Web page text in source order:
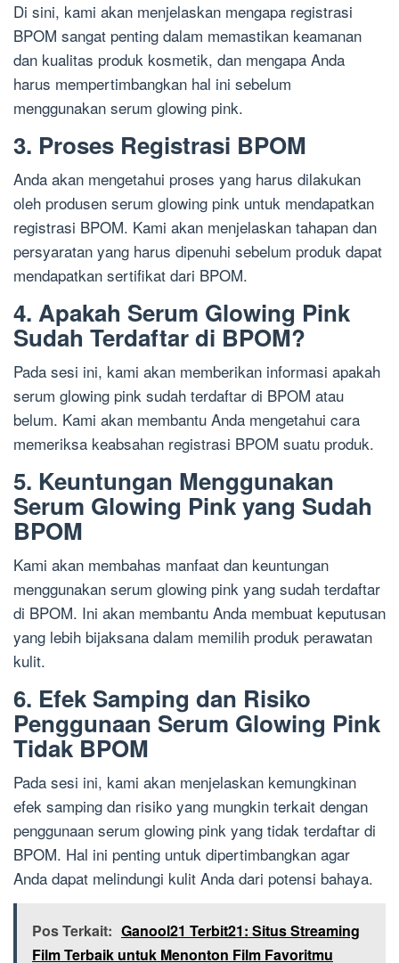
Di sini, kami akan menjelaskan mengapa registrasi
BPOM sangat penting dalam memastikan keamanan
dan kualitas produk kosmetik, dan mengapa Anda
harus mempertimbangkan hal ini sebelum
menggunakan serum glowing pink.
3. Proses Registrasi BPOM
Anda akan mengetahui proses yang harus dilakukan
oleh produsen serum glowing pink untuk mendapatkan
registrasi BPOM. Kami akan menjelaskan tahapan dan
persyaratan yang harus dipenuhi sebelum produk dapat
mendapatkan sertifikat dari BPOM.
4. Apakah Serum Glowing Pink
Sudah Terdaftar di BPOM?
Pada sesi ini, kami akan memberikan informasi apakah
serum glowing pink sudah terdaftar di BPOM atau
belum. Kami akan membantu Anda mengetahui cara
memeriksa keabsahan registrasi BPOM suatu produk.
5. Keuntungan Menggunakan
Serum Glowing Pink yang Sudah
BPOM
Kami akan membahas manfaat dan keuntungan
menggunakan serum glowing pink yang sudah terdaftar
di BPOM. Ini akan membantu Anda membuat keputusan
yang lebih bijaksana dalam memilih produk perawatan
kulit.
6. Efek Samping dan Risiko
Penggunaan Serum Glowing Pink
Tidak BPOM
Pada sesi ini, kami akan menjelaskan kemungkinan
efek samping dan risiko yang mungkin terkait dengan
penggunaan serum glowing pink yang tidak terdaftar di
BPOM. Hal ini penting untuk dipertimbangkan agar
Anda dapat melindungi kulit Anda dari potensi bahaya.
Pos Terkait: Ganool21 Terbit21: Situs Streaming
Film Terbaik untuk Menonton Film Favoritmu